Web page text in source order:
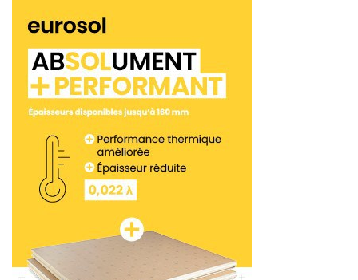
Vérifier l’état des
pneumatiques
Mensuellement, il faut vérifier la pression des
pneumatiques. Notamment sur les véhicules
transportant du matériel ou des matériaux,
souvent soumis à de fortes pressions.
Organiser le chargement
En premier lieu, il faut utiliser un véhicule équipé
d’une cloison rigide séparant la cabine du matériel